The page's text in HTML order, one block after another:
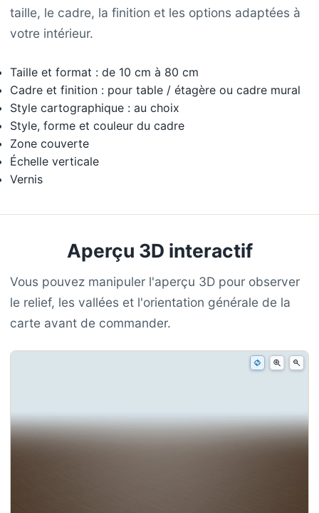
taille, le cadre, la finition et les options adaptées à
votre intérieur.
Taille et format : de 10 cm à 80 cm
Cadre et finition : pour table / étagère ou cadre mural
Style cartographique : au choix
Style, forme et couleur du cadre
Zone couverte
Échelle verticale
Vernis
Aperçu 3D interactif
Vous pouvez manipuler l'aperçu 3D pour observer
le relief, les vallées et l'orientation générale de la
carte avant de commander.